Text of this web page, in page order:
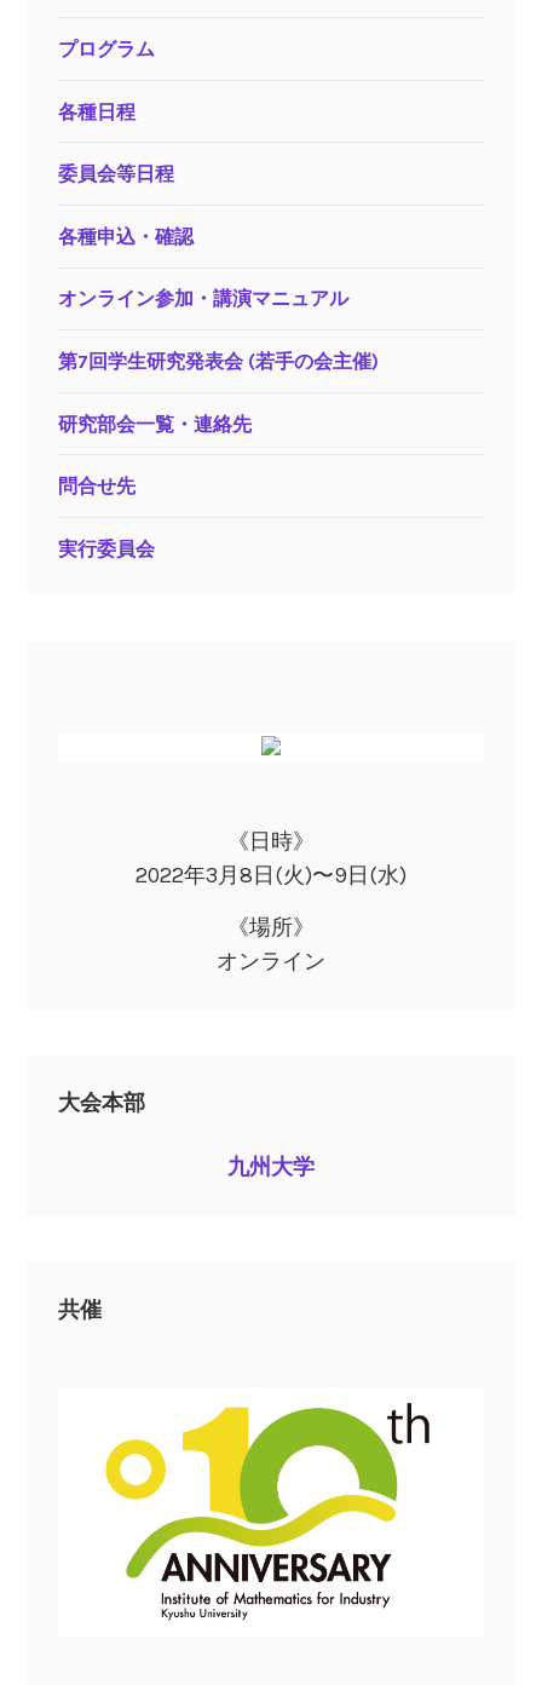
プログラム
各種日程
委員会等日程
各種申込・確認
オンライン参加・講演マニュアル
第7回学生研究発表会 (若手の会主催)
研究部会一覧・連絡先
問合せ先
実行委員会
《日時》
2022年3月8日(火)〜9日(水)
《場所》
オンライン
大会本部
九州大学
共催